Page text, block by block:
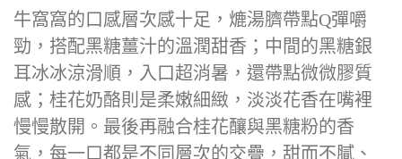
牛窩窩的口感層次感十足，熝湯臍帶點Q彈嚼
勁，搭配黑糖薑汁的溫潤甜香；中間的黑糖銀
耳冰冰涼滑順，入口超消暑，還帶點微微膠質
感；桂花奶酪則是柔嫩細緻，淡淡花香在嘴裡
慢慢散開。最後再融合桂花釀與黑糖粉的香
氣，每一口都是不同層次的交疊，甜而不膩、